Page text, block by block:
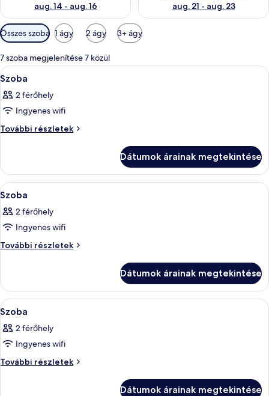
aug. 14 - aug. 16
aug. 21 - aug. 23
Szobákhoz
rendelkezésre
álló
szűrők
Összes szoba 1 ágy 2 ágy 3+ ágy
7 szoba megjelenítése 7 közül
A
következő
szoba
összes
képének
Egy szállodai szoba, amelyben
6
Szoba
2 férőhely
Ingyenes wifi
További részletek
Szoba
Dátumok árainak megtekintése
A
következő
szoba
összes
képének
Egy hálószoba, amelyben egy nagy
9
Szoba
2 férőhely
Ingyenes wifi
További részletek
Szoba
Dátumok árainak megtekintése
A
következő
szoba
összes
képének
Egy szállodai szoba, amelyben egy
7
Szoba
2 férőhely
Ingyenes wifi
További részletek
Szoba
Dátumok árainak megtekintése